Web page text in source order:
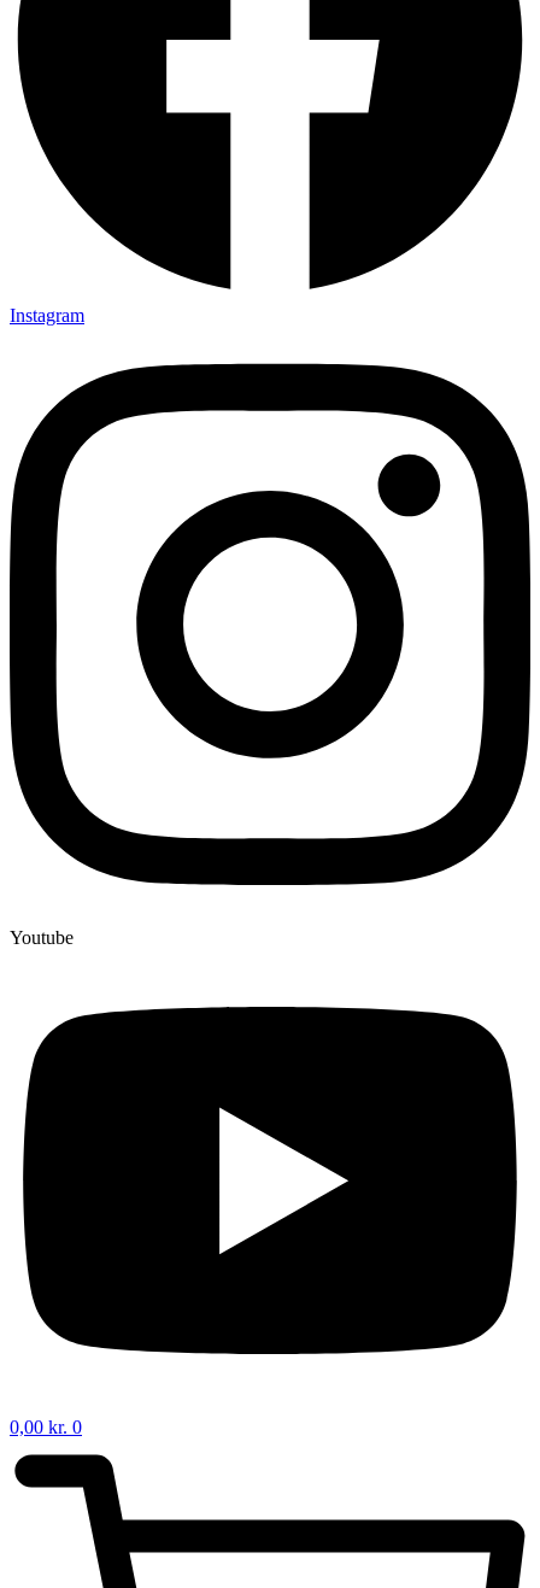
Instagram
Youtube
0,00 kr. 0